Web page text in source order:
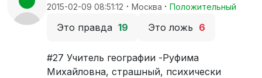
2015-02-09 08:51:12 · Москва · Положительный
Это правда 19 Это ложь 6
#27 Учитель географии -Руфима
Михайловна, страшный, психически